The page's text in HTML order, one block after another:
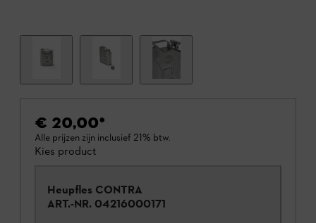
€ 20,00*
Alle prijzen zijn inclusief 21% btw.
Kies product
Heupfles CONTRA
ART.-NR. 04216000171